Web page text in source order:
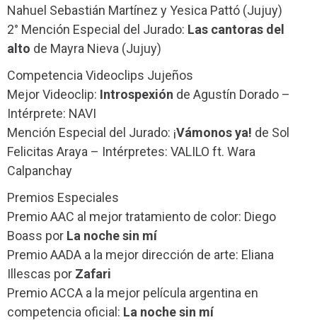
Nahuel Sebastián Martínez y Yesica Pattó (Jujuy)
2° Mención Especial del Jurado: Las cantoras del
alto de Mayra Nieva (Jujuy)
Competencia Videoclips Jujeños
Mejor Videoclip: Introspexión de Agustín Dorado –
Intérprete: NAVI
Mención Especial del Jurado: ¡Vámonos ya! de Sol
Felicitas Araya – Intérpretes: VALILO ft. Wara
Calpanchay
Premios Especiales
Premio AAC al mejor tratamiento de color: Diego
Boass por La noche sin mí
Premio AADA a la mejor dirección de arte: Eliana
Illescas por Zafari
Premio ACCA a la mejor película argentina en
competencia oficial: La noche sin mí